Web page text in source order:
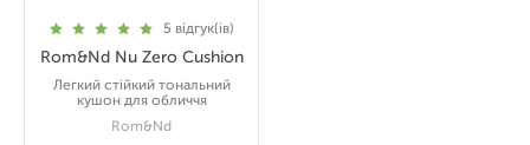
5 відгук(ів)
Rom&Nd Nu Zero Cushion
Легкий стійкий тональний
кушон для обличчя
Rom&Nd